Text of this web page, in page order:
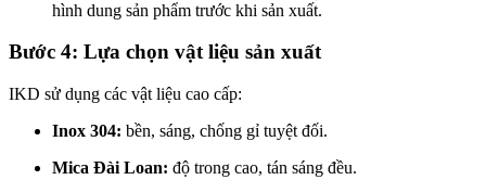
hình dung sản phẩm trước khi sản xuất.
Bước 4: Lựa chọn vật liệu sản xuất
IKD sử dụng các vật liệu cao cấp:
Inox 304: bền, sáng, chống gỉ tuyệt đối.
Mica Đài Loan: độ trong cao, tán sáng đều.